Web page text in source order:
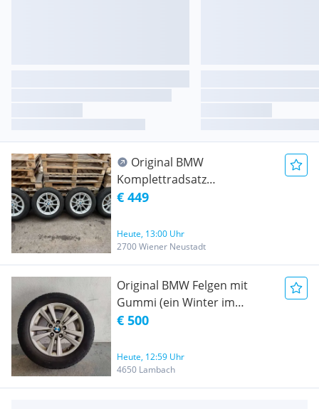
Original BMW
Komplettradsatz
Winterreifen (M+S)
TS860S 205/60 R16 96H
(Kennung: * / Stern) Extra
Load DOT 2621 Profiltiefe ca.
2x3,7 + 2x5,1mm Alufelgen
6,5Jx16 ET22 Teilenummer:
6876921 mit RDKS -
MWST!
€ 449
Heute, 13:00 Uhr
2700 Wiener Neustadt
Original BMW Felgen mit
Gummi (ein Winter im
Einsatz)
€ 500
Heute, 12:59 Uhr
4650 Lambach